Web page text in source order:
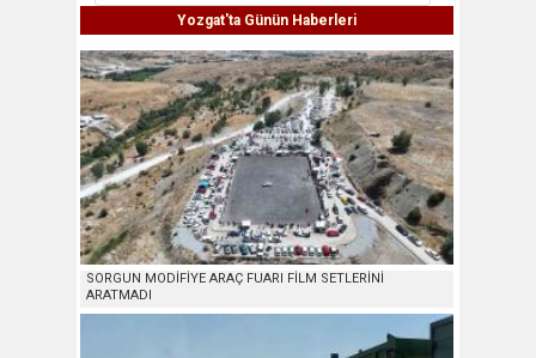
Yozgat'ta Günün Haberleri
SORGUN MODİFİYE ARAÇ FUARI FİLM SETLERİNİ
ARATMADI